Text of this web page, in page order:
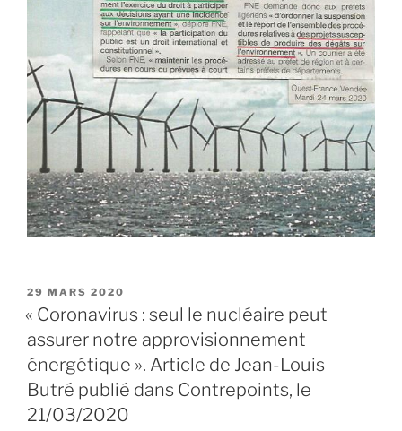
PUBLIÉ
LE
29 MARS 2020
« Coronavirus : seul le nucléaire peut
assurer notre approvisionnement
énergétique ». Article de Jean-Louis
Butré publié dans Contrepoints, le
21/03/2020